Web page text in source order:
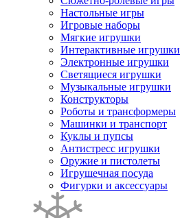
Настольные игры
Игровые наборы
Мягкие игрушки
Интерактивные игрушки
Электронные игрушки
Светящиеся игрушки
Музыкальные игрушки
Конструкторы
Роботы и трансформеры
Машинки и транспорт
Куклы и пупсы
Антистресс игрушки
Оружие и пистолеты
Игрушечная посуда
Фигурки и аксессуары